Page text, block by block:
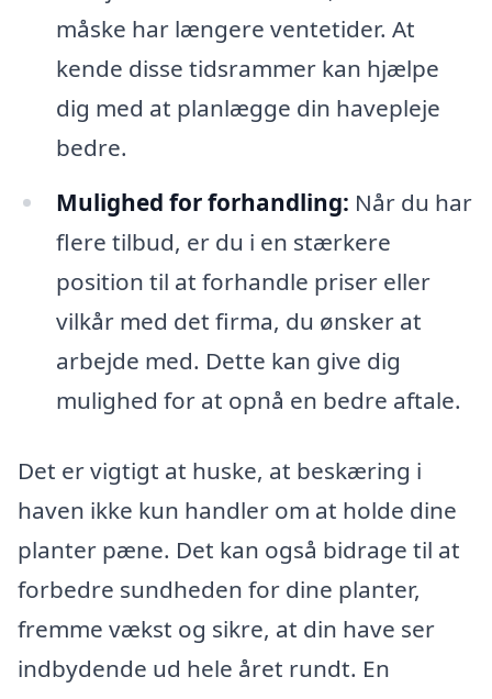
måske har længere ventetider. At
kende disse tidsrammer kan hjælpe
dig med at planlægge din havepleje
bedre.
Mulighed for forhandling: Når du har
flere tilbud, er du i en stærkere
position til at forhandle priser eller
vilkår med det firma, du ønsker at
arbejde med. Dette kan give dig
mulighed for at opnå en bedre aftale.
Det er vigtigt at huske, at beskæring i
haven ikke kun handler om at holde dine
planter pæne. Det kan også bidrage til at
forbedre sundheden for dine planter,
fremme vækst og sikre, at din have ser
indbydende ud hele året rundt. En